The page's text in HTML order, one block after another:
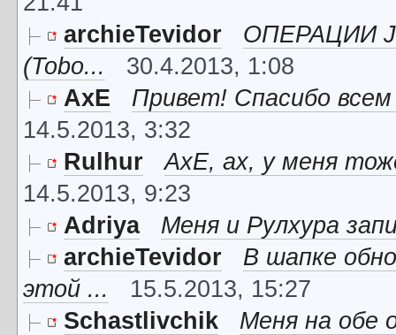
archieTevidor
ОПЕРАЦИИ
(Tobo...
30.4.2013, 1:08
AxE
Привет! Спасибо
14.5.2013, 3:32
Rulhur
AxE, ах, у меня
14.5.2013, 9:23
Adriya
Меня и Рулхура
archieTevidor
В шапке
этой ...
15.5.2013, 15:27
Schastlivchik
Меня на обе